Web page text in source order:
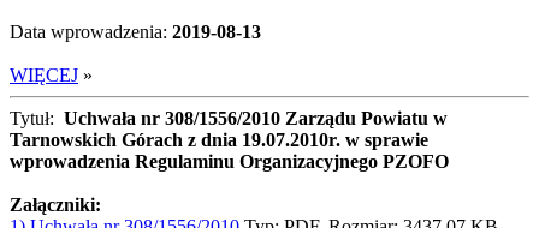
Data wprowadzenia: 2019-08-13
WIĘCEJ »
Tytuł: Uchwała nr 308/1556/2010 Zarządu Powiatu w
Tarnowskich Górach z dnia 19.07.2010r. w sprawie
wprowadzenia Regulaminu Organizacyjnego PZOFO
Załączniki: